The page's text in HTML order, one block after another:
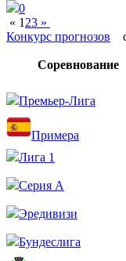
0
« 1 23 »
Конкурс прогнозов
Соревнование
Премьер-Лига
Примера
Лига 1
Серия А
Эредивизи
Бундеслига